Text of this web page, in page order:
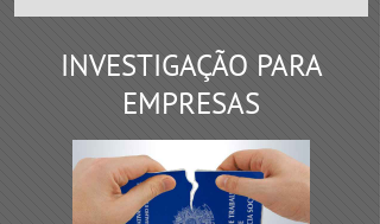
INVESTIGAÇÃO PARA
EMPRESAS